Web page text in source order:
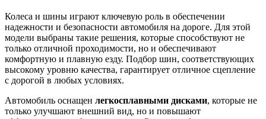
Колеса и шины играют ключевую роль в обеспечении
надежности и безопасности автомобиля на дороге. Для этой
модели выбраны такие решения, которые способствуют не
только отличной проходимости, но и обеспечивают
комфортную и плавную езду. Подбор шин, соответствующих
высокому уровню качества, гарантирует отличное сцепление
с дорогой в любых условиях.
Автомобиль оснащен легкосплавными дисками, которые не
только улучшают внешний вид, но и повышают